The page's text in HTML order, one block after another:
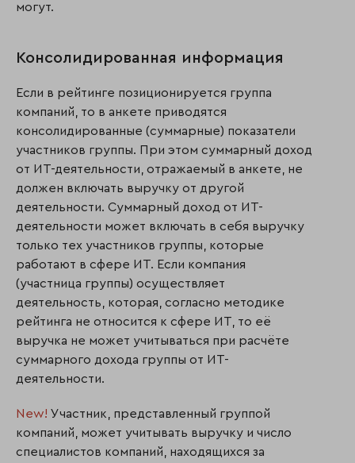
могут.
Консолидированная информация
Если в рейтинге позиционируется группа
компаний, то в анкете приводятся
консолидированные (суммарные) показатели
участников группы. При этом суммарный доход
от ИТ-деятельности, отражаемый в анкете, не
должен включать выручку от другой
деятельности. Суммарный доход от ИТ-
деятельности может включать в себя выручку
только тех участников группы, которые
работают в сфере ИТ. Если компания
(участница группы) осуществляет
деятельность, которая, согласно методике
рейтинга не относится к сфере ИТ, то её
выручка не может учитываться при расчёте
суммарного дохода группы от ИТ-
деятельности.
New! Участник, представленный группой
компаний, может учитывать выручку и число
специалистов компаний, находящихся за